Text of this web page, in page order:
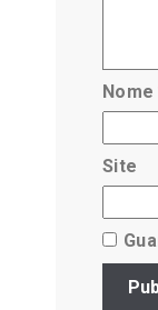
Nome
Site